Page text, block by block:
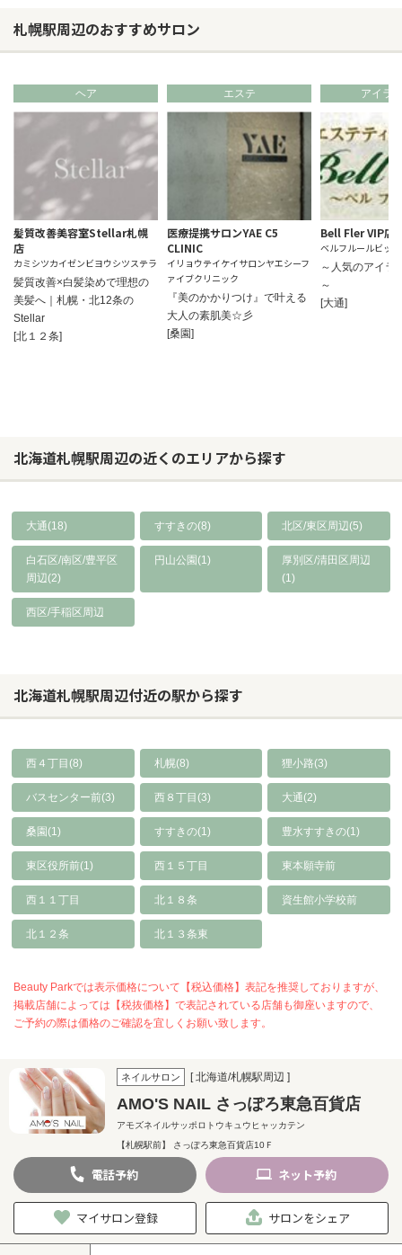
札幌駅周辺のおすすめサロン
ヘア
髪質改善美容室Stellar札幌
店
カミシツカイゼンビヨウシツステラ
髪質改善×白髪染めで理想の
美髪へ｜札幌・北12条の
Stellar
[北１２条]
エステ
医療提携サロンYAE C5
CLINIC
イリョウテイケイサロンヤエシーフ
ァイブクリニック
『美のかかりつけ』で叶える
大人の素肌美☆彡
[桑園]
アイラ
Bell Fler VIP店
ベルフルールビッ
～人気のアイラ
～
[大通]
北海道札幌駅周辺の近くのエリアから探す
大通(18) すすきの(8) 北区/東区周辺(5)
白石区/南区/豊平区
周辺(2)
円山公園(1)
厚別区/清田区周辺
(1)
西区/手稲区周辺
北海道札幌駅周辺付近の駅から探す
西４丁目(8) 札幌(8) 狸小路(3)
バスセンター前(3) 西８丁目(3) 大通(2)
桑園(1) すすきの(1) 豊水すすきの(1)
東区役所前(1) 西１５丁目 東本願寺前
西１１丁目 北１８条 資生館小学校前
北１２条 北１３条東
Beauty Parkでは表示価格について【税込価格】表記を推奨しておりますが、
掲載店舗によっては【税抜価格】で表記されている店舗も御座いますので、
ご予約の際は価格のご確認を宜しくお願い致します。
ネイルサロン [ 北海道/札幌駅周辺 ]
AMO'S NAIL さっぽろ東急百貨店
アモズネイルサッポロトウキュウヒャッカテン
【札幌駅前】 さっぽろ東急百貨店10Ｆ
電話予約 ネット予約
マイサロン登録 サロンをシェア